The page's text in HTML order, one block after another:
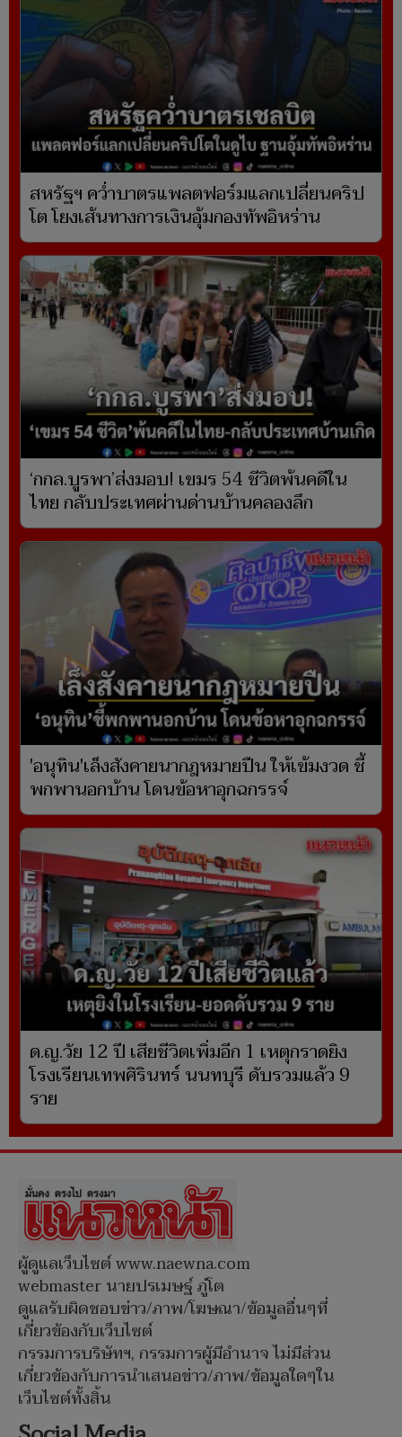
สหรัฐฯ คว่ำบาตรแพลตฟอร์มแลกเปลี่ยนคริป
โต โยงเส้นทางการเงินอุ้มกองทัพอิหร่าน
‘กกล.บูรพา’ส่งมอบ! เขมร 54 ชีวิตพ้นคดีใน
ไทย กลับประเทศผ่านด่านบ้านคลองลึก
'อนุทิน'เล็งสังคายนากฎหมายปืน ให้เข้มงวด ชี้
พกพานอกบ้าน โดนข้อหาอุกฉกรรจ์
ด.ญ.วัย 12 ปี เสียชีวิตเพิ่มอีก 1 เหตุกราดยิง
โรงเรียนเทพศิรินทร์ นนทบุรี ดับรวมแล้ว 9
ราย
ผู้ดูแลเว็บไซต์ www.naewna.com
webmaster นายปรเมษฐ์ ภู่โต
ดูแลรับผิดชอบข่าว/ภาพ/โฆษณา/ข้อมูลอื่นๆที่
เกี่ยวข้องกับเว็บไซต์
กรรมการบริษัทฯ, กรรมการผู้มีอำนาจ ไม่มีส่วน
เกี่ยวข้องกับการนำเสนอข่าว/ภาพ/ข้อมูลใดๆใน
เว็บไซต์ทั้งสิ้น